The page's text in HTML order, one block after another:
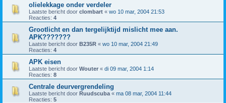
olielekkage onder verdeler
Laatste bericht door clombart « wo 10 mar, 2004 21:53
Reacties: 4
Grootlicht en dan tergelijktijd mislicht mee aan.
APK???????
Laatste bericht door B235R « wo 10 mar, 2004 21:49
Reacties: 4
APK eisen
Laatste bericht door Wouter « di 09 mar, 2004 1:14
Reacties: 8
Centrale deurvergrendeling
Laatste bericht door Ruudscuba « ma 08 mar, 2004 11:44
Reacties: 5